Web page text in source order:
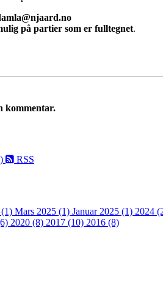
på partier som er fulltegnet.
kommentar.
RSS
Mars 2025 (1) Januar 2025 (1) 2024
2020 (8) 2017 (10) 2016 (8)